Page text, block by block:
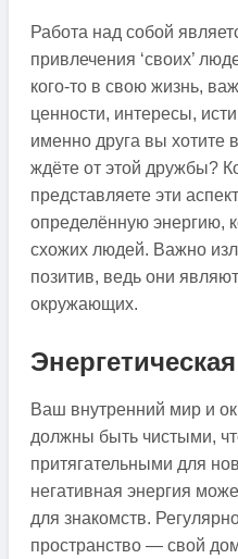
Работа над собой
привлечения ‘своих’
кого-то в свою жизнь,
ценности, интересы,
именно друга вы хотите
ждёте от этой дружбы?
представляете эти
определённую энергию,
схожих людей. Важно
позитив, ведь они
окружающих.
Ваш внутренний мир и
должны быть чистыми,
притягательными для
негативная энергия
для знакомств.
пространство — свой